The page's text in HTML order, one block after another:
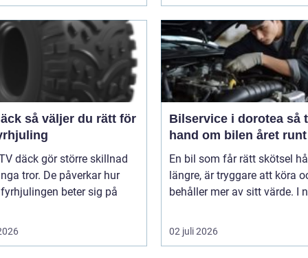
du rätt för
däck gör större skillnad
tror. De påverkar hur
beter sig på
Bilservice i dorotea så tar du
hand om bilen året runt
En bil som får rätt skötsel
längre, är tryggare att köra
behåller mer av sitt värde. I
02 juli 2026